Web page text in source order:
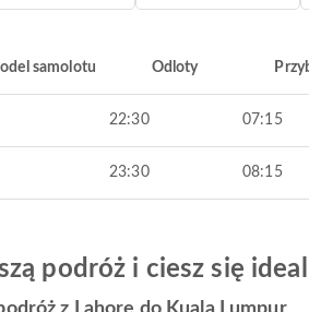
samolotu Odloty
22:30 07:15
23:30 08:15
podróż i ciesz się